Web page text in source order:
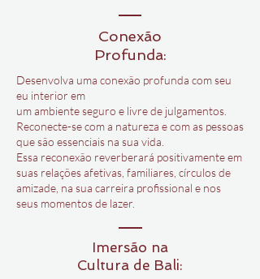
Conexão
Profunda:
Desenvolva uma conexão profunda com seu
eu interior em
um ambiente seguro e livre de julgamentos.
Reconecte-se com a natureza e com as pessoas
que são essenciais na sua vida.
Essa reconexão reverberará positivamente em
suas relações afetivas, familiares, círculos de
amizade, na sua carreira profissional e nos
seus momentos de lazer.
Imersão na
Cultura de Bali: